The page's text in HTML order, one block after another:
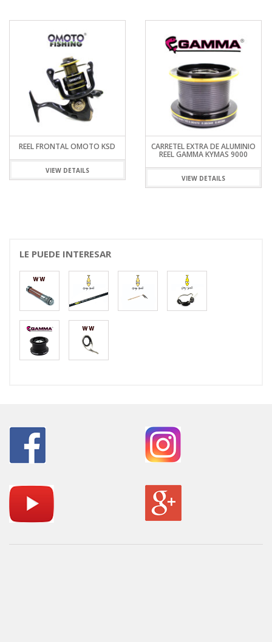
REEL FRONTAL OMOTO KSD
VIEW DETAILS
CARRETEL EXTRA DE ALUMINIO
REEL GAMMA KYMAS 9000
VIEW DETAILS
LE PUEDE INTERESAR